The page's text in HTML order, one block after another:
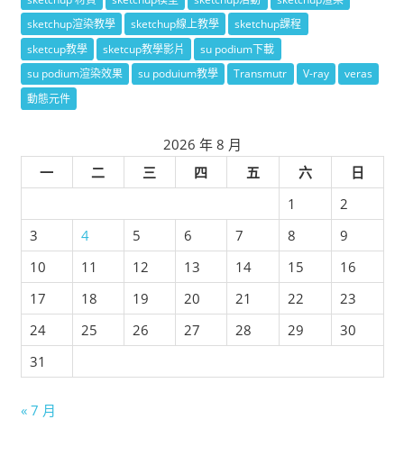
sketchup渲染教學
sketchup線上教學
sketchup課程
sketcup教學
sketcup教學影片
su podium下載
su podium渲染效果
su poduium教學 Transmutr V-ray
veras
動態元件
2026 年 8 月
一
二 三 四 五 六
日
1
2
3
4 5 6 7 8
9
10
11 12 13 14 15
16
17
18 19 20 21 22
23
24
25 26 27 28 29
30
31
« 7 月